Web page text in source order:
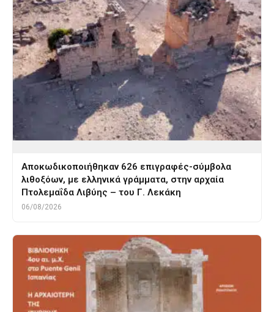
Αποκωδικοποιήθηκαν 626 επιγραφές-σύμβολα
λιθοξόων, με ελληνικά γράμματα, στην αρχαία
Πτολεμαΐδα Λιβύης – του Γ. Λεκάκη
06/08/2026